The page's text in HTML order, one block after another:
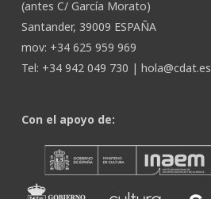
(antes C/ García Morato)
Santander, 39009 ESPAÑA
mov: +34 625 959 969
Tel: +34 942 049 730 | hola@cdat.es
Con el apoyo de: